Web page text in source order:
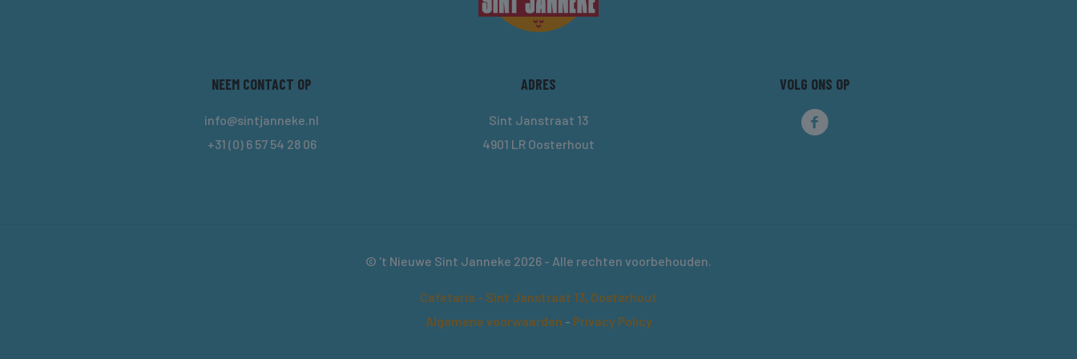
NEEM CONTACT OP
info@sintjanneke.nl
+31 (0) 6 57 54 28 06
ADRES
Sint Janstraat 13
4901 LR Oosterhout
VOLG ONS OP
© 't Nieuwe Sint Janneke 2026 - Alle rechten voorbehouden.
Cafetaria - Sint Janstraat 13, Oosterhout
Algemene voorwaarden - Privacy Policy